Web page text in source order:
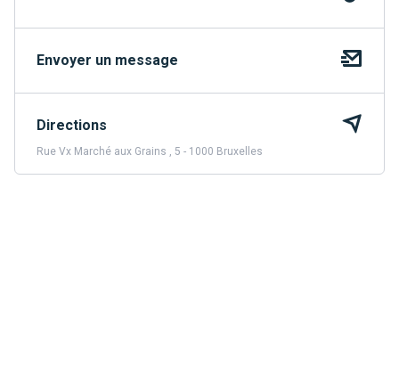
Envoyer un message
Directions
Rue Vx Marché aux Grains , 5 - 1000 Bruxelles